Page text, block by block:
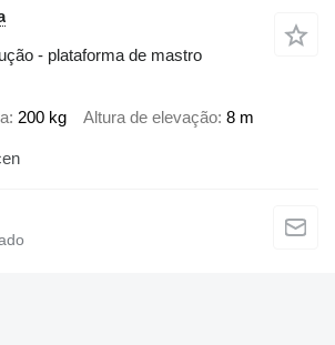
- plataforma de mastro
200 kg Altura de elevação 8 m